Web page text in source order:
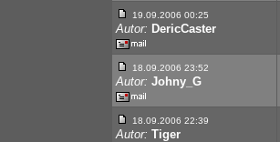
19.09.2006 00:25
Autor: DericCaster
18.09.2006 23:52
Autor: Johny_G
18.09.2006 22:39
Autor: Tiger